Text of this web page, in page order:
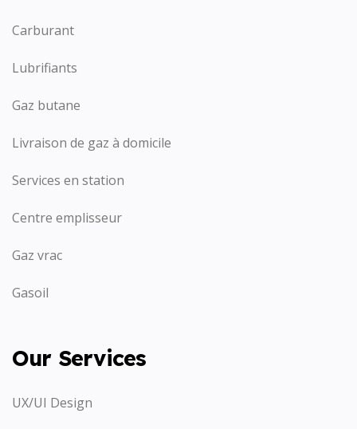
Carburant
Lubrifiants
Gaz butane
Livraison de gaz à domicile
Services en station
Centre emplisseur
Gaz vrac
Gasoil
Our Services
UX/UI Design